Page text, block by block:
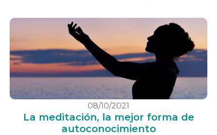
08/10/2021
La meditación, la mejor forma de
autoconocimiento